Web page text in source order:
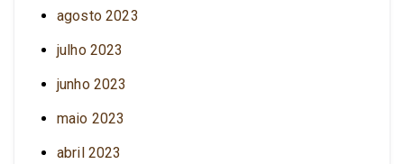
agosto 2023
julho 2023
junho 2023
maio 2023
abril 2023